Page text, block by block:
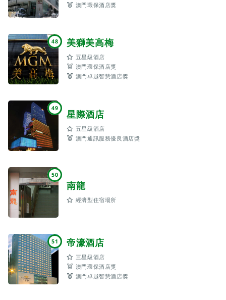
澳門環保酒店獎
48 美獅美高梅
五星級酒店
澳門環保酒店獎
澳門卓越智慧酒店獎
49 星際酒店
五星級酒店
澳門通訊服務優良酒店獎
50
南龍
經濟型住宿場所
51 帝濠酒店
三星級酒店
澳門環保酒店獎
澳門卓越智慧酒店獎